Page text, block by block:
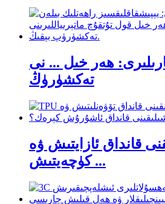
ھەر خىل ... نى
تەكشۈرۈڭ
قانداق ئازايتىش ۋە
كۈچەيتىش ...